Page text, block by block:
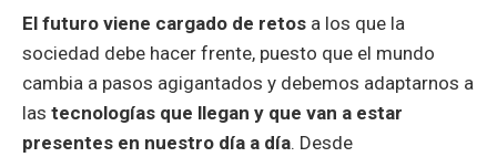
El futuro viene cargado de retos a los que la
sociedad debe hacer frente, puesto que el mundo
cambia a pasos agigantados y debemos adaptarnos a
las tecnologías que llegan y que van a estar
presentes en nuestro día a día. Desde